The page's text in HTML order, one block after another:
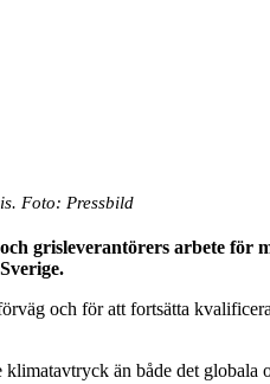
Foto: Pressbild
grisleverantörers arbete
och för att fortsätta
än både det globala